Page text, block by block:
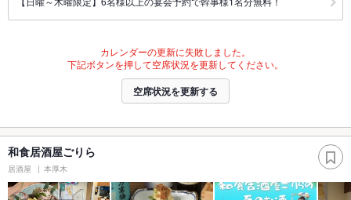
カレンダーの更新に失敗しました。
下記ボタンを押して空席状況を更新してください。
空席状況を更新する
和食居酒屋ごりら
居酒屋 本厚木